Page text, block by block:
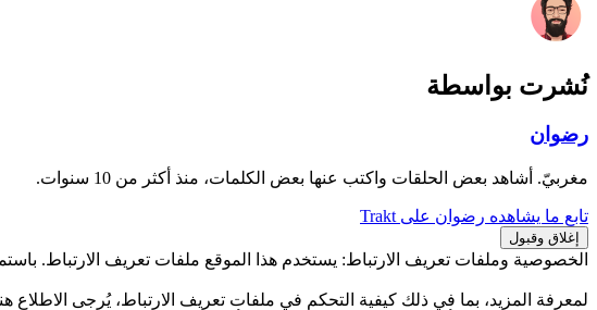
نُشرت بواسطة
رضوان
مغربيّ. أشاهد بعض الحلقات واكتب عنها بعض الكلمات، منذ أكثر من 10 سنوات.
تابع ما يشاهده رضوان على Trakt
الخصوصية وملفات تعريف الارتباط: يستخدم هذا الموقع ملفات تعريف الارتباط.
لمعرفة المزيد، بما في ذلك كيفية التحكم في ملفات تعريف الارتباط، يُرجى الاطلاع